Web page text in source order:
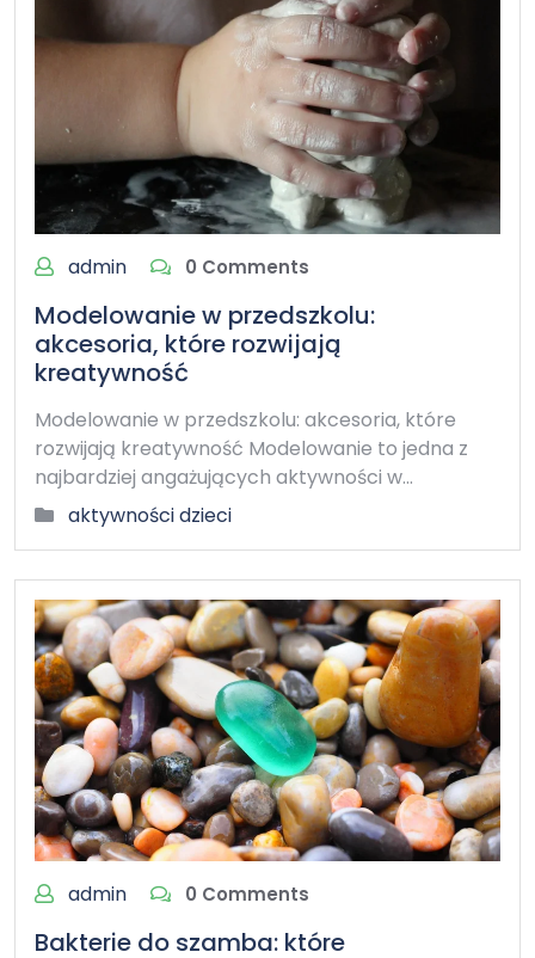
admin 0 Comments
Modelowanie w przedszkolu:
akcesoria, które rozwijają
kreatywność
Modelowanie w przedszkolu: akcesoria, które
rozwijają kreatywność Modelowanie to jedna z
najbardziej angażujących aktywności w…
aktywności dzieci
admin 0 Comments
Bakterie do szamba: które